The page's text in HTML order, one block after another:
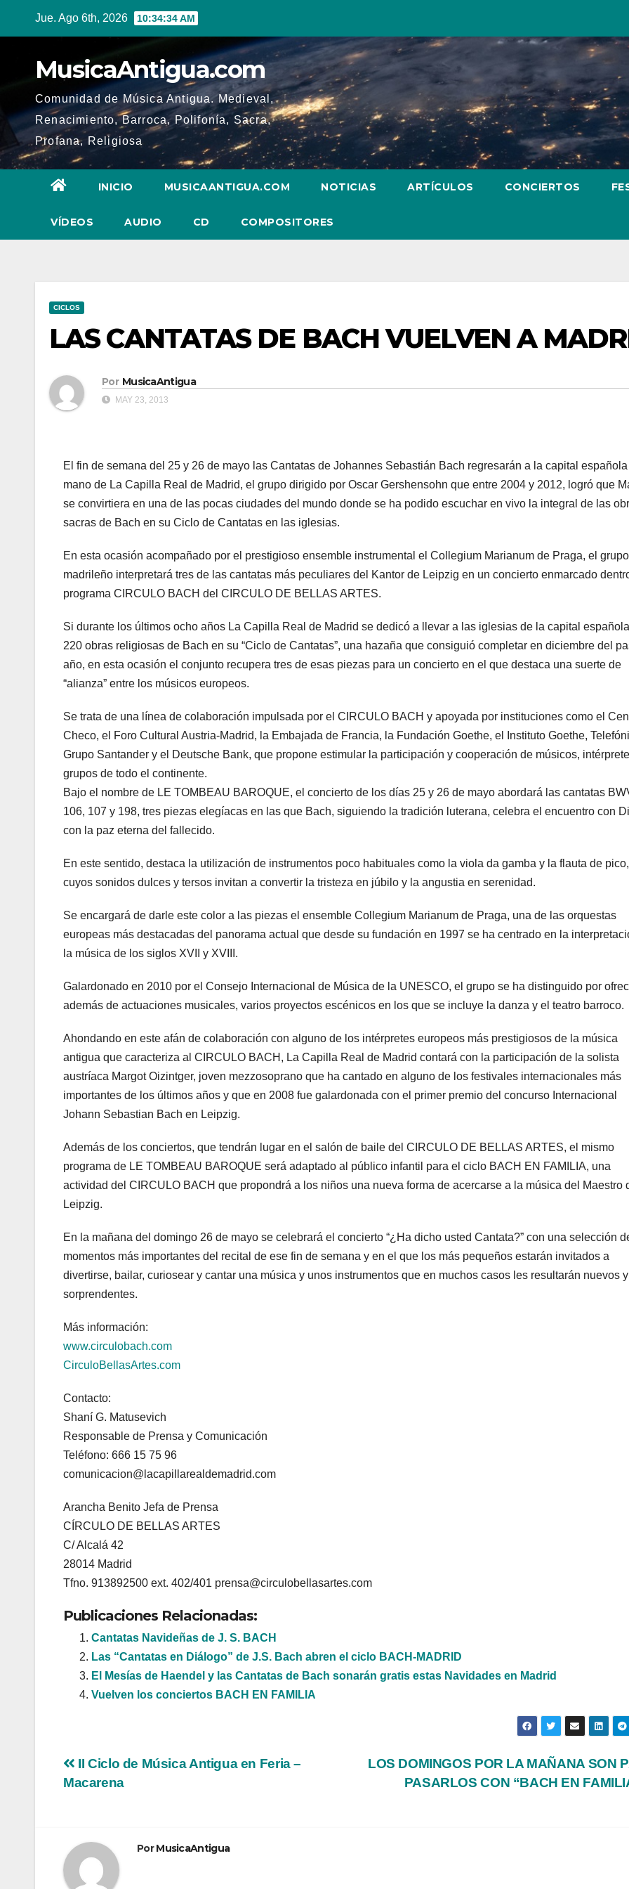
Jue. Ago 6th, 2026 10:34:35 AM
MusicaAntigua.com
Comunidad de Música Antigua. Medieval,
Renacimiento, Barroca, Polifonía, Sacra,
Profana, Religiosa
INICIO MUSICAANTIGUA.COM NOTICIAS ARTÍCULOS CONCIERTOS
VÍDEOS AUDIO CD COMPOSITORES
CICLOS
LAS CANTATAS DE BACH VUELVEN A
Por MusicaAntigua
MAY 23, 2013
El fin de semana del 25 y 26 de mayo las Cantatas de Johannes Sebastián Bach regresarán a la capital
mano de La Capilla Real de Madrid, el grupo dirigido por Oscar Gershensohn que entre 2004 y 2012, logró que
se convirtiera en una de las pocas ciudades del mundo donde se ha podido escuchar en vivo la integral de las
sacras de Bach en su Ciclo de Cantatas en las iglesias.
En esta ocasión acompañado por el prestigioso ensemble instrumental el Collegium Marianum de Praga, el grupo
madrileño interpretará tres de las cantatas más peculiares del Kantor de Leipzig en un concierto enmarcado
programa CIRCULO BACH del CIRCULO DE BELLAS ARTES.
Si durante los últimos ocho años La Capilla Real de Madrid se dedicó a llevar a las iglesias de la capital
220 obras religiosas de Bach en su “Ciclo de Cantatas”, una hazaña que consiguió completar en diciembre del
año, en esta ocasión el conjunto recupera tres de esas piezas para un concierto en el que destaca una suerte de
“alianza” entre los músicos europeos.
Se trata de una línea de colaboración impulsada por el CIRCULO BACH y apoyada por instituciones como el
Checo, el Foro Cultural Austria-Madrid, la Embajada de Francia, la Fundación Goethe, el Instituto Goethe,
Grupo Santander y el Deutsche Bank, que propone estimular la participación y cooperación de músicos,
grupos de todo el continente.
Bajo el nombre de LE TOMBEAU BAROQUE, el concierto de los días 25 y 26 de mayo abordará las cantatas
106, 107 y 198, tres piezas elegíacas en las que Bach, siguiendo la tradición luterana, celebra el encuentro con
con la paz eterna del fallecido.
En este sentido, destaca la utilización de instrumentos poco habituales como la viola da gamba y la flauta de pico,
cuyos sonidos dulces y tersos invitan a convertir la tristeza en júbilo y la angustia en serenidad.
Se encargará de darle este color a las piezas el ensemble Collegium Marianum de Praga, una de las orquestas
europeas más destacadas del panorama actual que desde su fundación en 1997 se ha centrado en la
la música de los siglos XVII y XVIII.
Galardonado en 2010 por el Consejo Internacional de Música de la UNESCO, el grupo se ha distinguido por
además de actuaciones musicales, varios proyectos escénicos en los que se incluye la danza y el teatro barroco.
Ahondando en este afán de colaboración con alguno de los intérpretes europeos más prestigiosos de la música
antigua que caracteriza al CIRCULO BACH, La Capilla Real de Madrid contará con la participación de la solista
austríaca Margot Oizintger, joven mezzosoprano que ha cantado en alguno de los festivales internacionales más
importantes de los últimos años y que en 2008 fue galardonada con el primer premio del concurso Internacional
Johann Sebastian Bach en Leipzig.
Además de los conciertos, que tendrán lugar en el salón de baile del CIRCULO DE BELLAS ARTES, el mismo
programa de LE TOMBEAU BAROQUE será adaptado al público infantil para el ciclo BACH EN FAMILIA, una
actividad del CIRCULO BACH que propondrá a los niños una nueva forma de acercarse a la música del Maestro
Leipzig.
En la mañana del domingo 26 de mayo se celebrará el concierto “¿Ha dicho usted Cantata?” con una selección
momentos más importantes del recital de ese fin de semana y en el que los más pequeños estarán invitados a
divertirse, bailar, curiosear y cantar una música y unos instrumentos que en muchos casos les resultarán nuevos y
sorprendentes.
Más información:
www.circulobach.com
CirculoBellasArtes.com
Contacto:
Shaní G. Matusevich
Responsable de Prensa y Comunicación
Teléfono: 666 15 75 96
comunicacion@lacapillarealdemadrid.com
Arancha Benito Jefa de Prensa
CÍRCULO DE BELLAS ARTES
C/ Alcalá 42
28014 Madrid
Tfno. 913892500 ext. 402/401 prensa@circulobellasartes.com
Publicaciones Relacionadas:
Cantatas Navideñas de J. S. BACH
Las “Cantatas en Diálogo” de J.S. Bach abren el ciclo BACH-MADRID
El Mesías de Haendel y las Cantatas de Bach sonarán gratis estas Navidades en Madrid
Vuelven los conciertos BACH EN FAMILIA
Navegación
LOS DOMINGOS POR LA MAÑANA SON
PASARLOS CON “BACH EN
II Ciclo de Música Antigua en Feria –
Macarena
PorMusicaAntigua